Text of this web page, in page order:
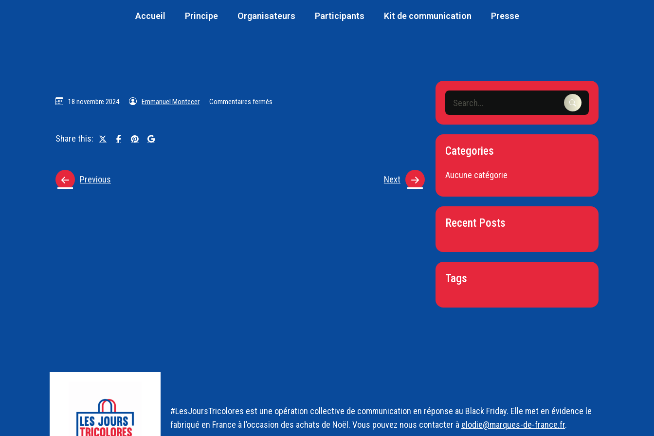
Accueil Principe Organisateurs Participants Kit de communication Presse
18 novembre 2024 Emmanuel Montecer Commentaires fermés
Share this:
Previous Next
Categories
Aucune catégorie
Recent Posts
Tags
#LesJoursTricolores est une opération collective de communication en réponse au Black Friday. Elle met en évidence le
fabriqué en France à l’occasion des achats de Noël. Vous pouvez nous contacter à elodie@marques-de-france.fr.